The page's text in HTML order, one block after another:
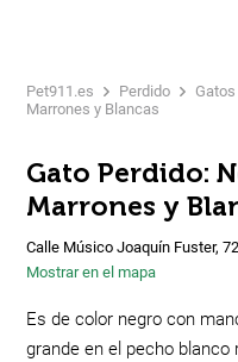
Pet911.es Perdido Gatos
Marrones y Blancas
Gato Perdido:
Marrones y
Calle Músico Joaquín Fuster,
Mostrar en el mapa
Es de color negro con
grande en el pecho